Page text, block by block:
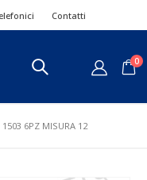
Contatti
0
6PZ MISURA 12